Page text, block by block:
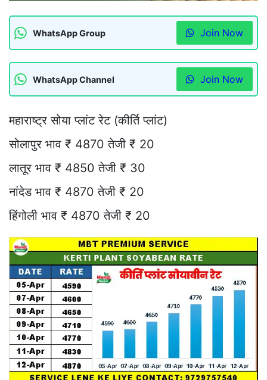
WhatsApp Group Join Now
WhatsApp Channel Join Now
महाराष्ट्र सोया प्लांट रेट (कीर्ति प्लांट)
सोलापुर भाव ₹ 4870 तेजी ₹ 20
लातूर भाव ₹ 4850 तेजी ₹ 30
नांदेड भाव ₹ 4870 तेजी ₹ 20
हिंगोली भाव ₹ 4870 तेजी ₹ 20